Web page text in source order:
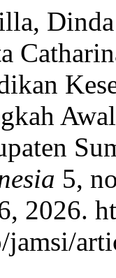
5,
2026.